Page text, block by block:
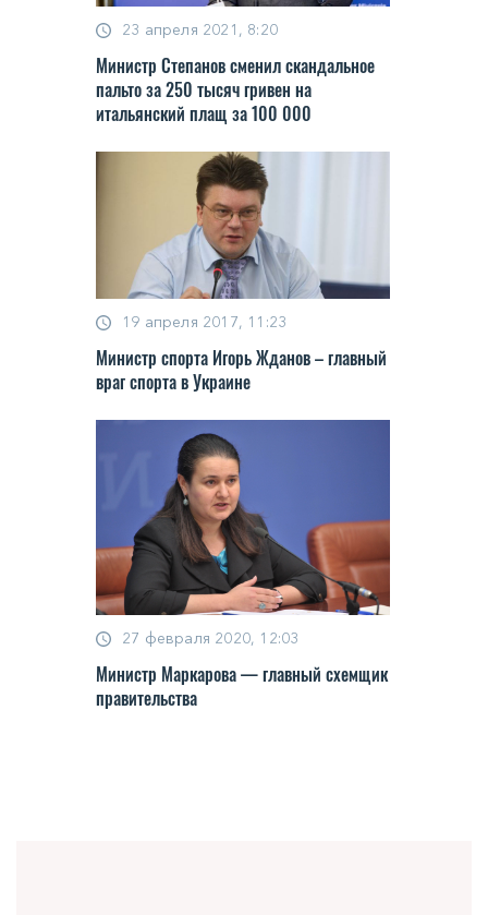
23 апреля 2021, 8:20
Министр Степанов сменил скандальное
пальто за 250 тысяч гривен на
итальянский плащ за 100 000
19 апреля 2017, 11:23
Министр спорта Игорь Жданов – главный
враг спорта в Украине
27 февраля 2020, 12:03
Министр Маркарова — главный схемщик
правительства